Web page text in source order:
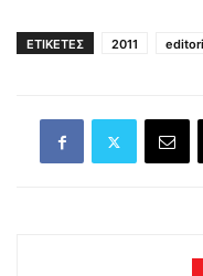
ΕΤΙΚΕΤΕΣ 2011